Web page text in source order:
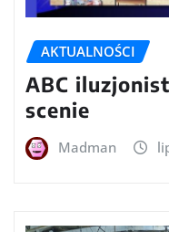
AKTUALNOŚCI
ABC
scenie
Madman